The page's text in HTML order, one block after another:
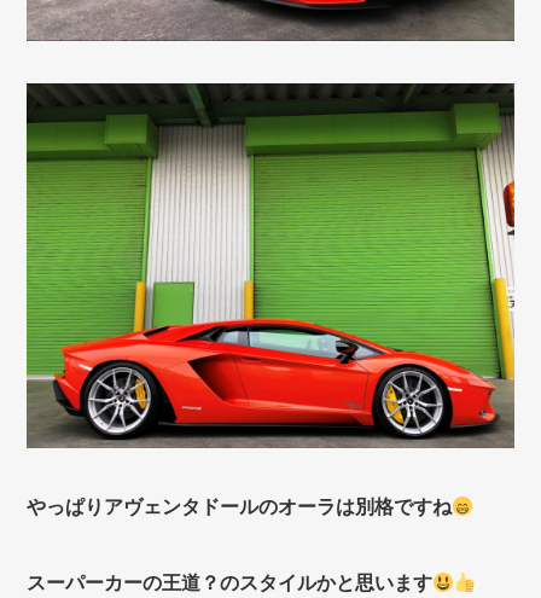
やっぱりアヴェンタドールのオーラは別格ですね
スーパーカーの王道？のスタイルかと思います